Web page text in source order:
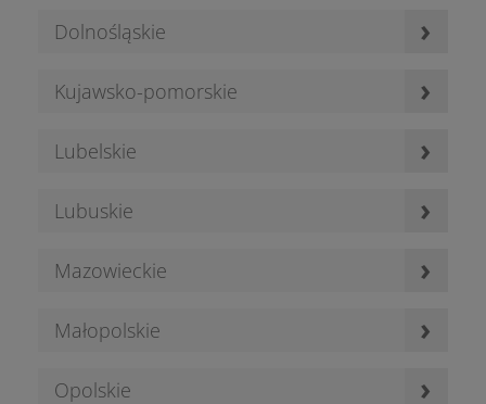
Dolnośląskie ›
Kujawsko-pomorskie ›
Lubelskie ›
Lubuskie ›
Mazowieckie ›
Małopolskie ›
Opolskie ›